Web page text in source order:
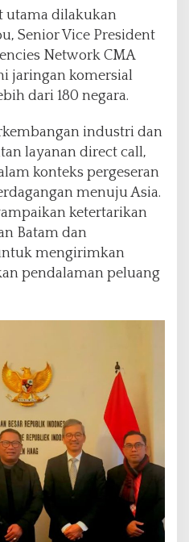
utama dilakukan
Senior Vice President
Network CMA
jaringan komersial
dari 180 negara.
industri dan
layanan direct call,
konteks pergeseran
menuju Asia.
ketertarikan
Batam dan
mengirimkan
pendalaman peluang